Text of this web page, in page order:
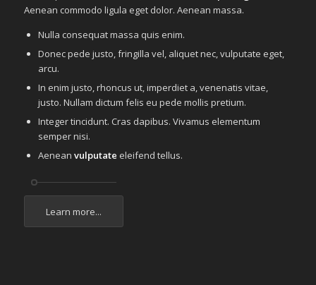
Aenean commodo ligula eget dolor. Aenean massa.
Nulla consequat massa quis enim.
Donec pede justo, fringilla vel, aliquet nec, vulputate eget,
arcu.
In enim justo, rhoncus ut, imperdiet a, venenatis vitae,
justo. Nullam dictum felis eu pede mollis pretium.
Integer tincidunt. Cras dapibus. Vivamus elementum
semper nisi.
Aenean vulputate eleifend tellus.
Learn more...